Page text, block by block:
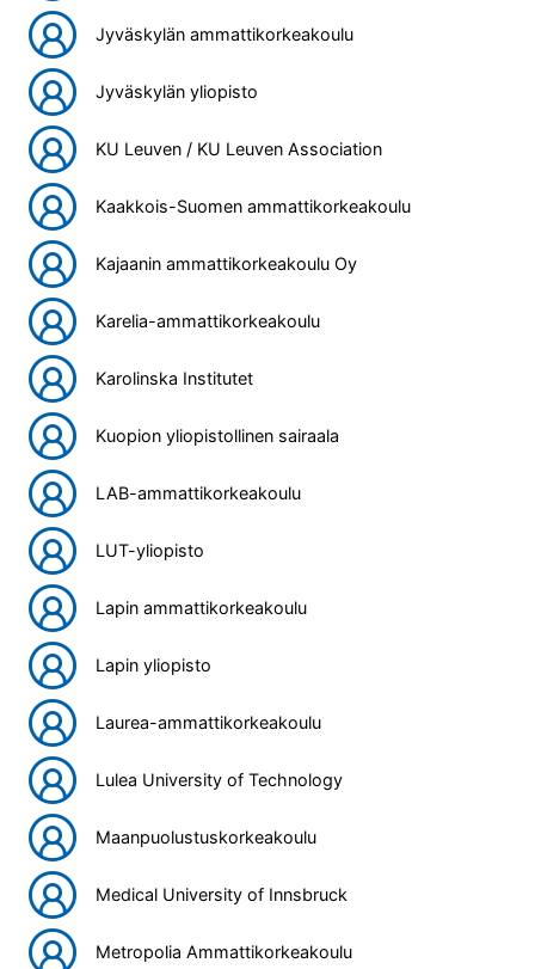
Jyväskylän ammattikorkeakoulu
Jyväskylän yliopisto
KU Leuven / KU Leuven Association
Kaakkois-Suomen ammattikorkeakoulu
Kajaanin ammattikorkeakoulu Oy
Karelia-ammattikorkeakoulu
Karolinska Institutet
Kuopion yliopistollinen sairaala
LAB-ammattikorkeakoulu
LUT-yliopisto
Lapin ammattikorkeakoulu
Lapin yliopisto
Laurea-ammattikorkeakoulu
Lulea University of Technology
Maanpuolustuskorkeakoulu
Medical University of Innsbruck
Metropolia Ammattikorkeakoulu